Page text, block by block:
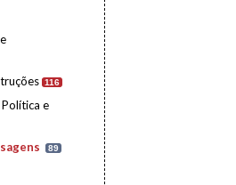
116
e
89